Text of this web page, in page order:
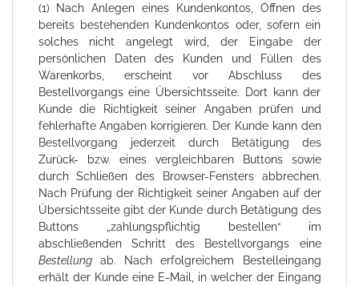
(1) Nach Anlegen eines Kundenkontos, Öffnen des
bereits bestehenden Kundenkontos oder, sofern ein
solches nicht angelegt wird, der Eingabe der
persönlichen Daten des Kunden und Füllen des
Warenkorbs, erscheint vor Abschluss des
Bestellvorgangs eine Übersichtsseite. Dort kann der
Kunde die Richtigkeit seiner Angaben prüfen und
fehlerhafte Angaben korrigieren. Der Kunde kann den
Bestellvorgang jederzeit durch Betätigung des
Zurück- bzw. eines vergleichbaren Buttons sowie
durch Schließen des Browser-Fensters abbrechen.
Nach Prüfung der Richtigkeit seiner Angaben auf der
Übersichtsseite gibt der Kunde durch Betätigung des
Buttons „zahlungspflichtig bestellen“ im
abschließenden Schritt des Bestellvorgangs eine
Bestellung
ab. Nach erfolgreichem Bestelleingang
erhält der Kunde eine E-Mail, in welcher der Eingang